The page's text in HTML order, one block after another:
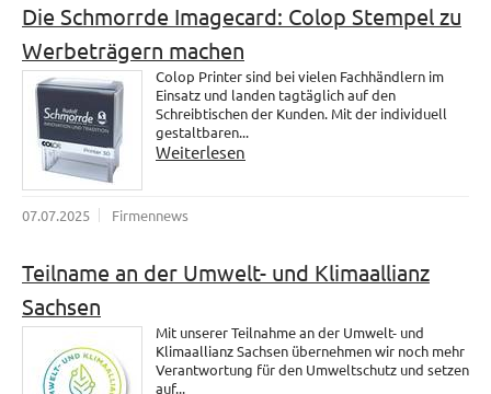
Die Schmorrde Imagecard: Colop Stempel zu
Werbeträgern machen
Colop Printer sind bei vielen Fachhändlern im
Einsatz und landen tagtäglich auf den
Schreibtischen der Kunden. Mit der individuell
gestaltbaren...
Weiterlesen
07.07.2025 Firmennews
Teilname an der Umwelt- und Klimaallianz
Sachsen
Mit unserer Teilnahme an der Umwelt- und
Klimaallianz Sachsen übernehmen wir noch mehr
Verantwortung für den Umweltschutz und setzen
auf...